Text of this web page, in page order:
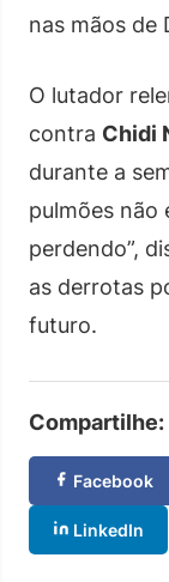
nas mãos de
O lutador
contra Chidi
durante a
pulmões não
perdendo”,
as derrotas
futuro.
Compartilhe:
Facebook
LinkedIn